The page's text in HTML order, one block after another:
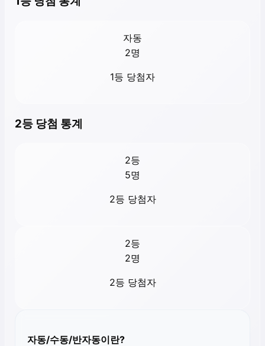
자동
2명
1등 당첨자
2등 당첨 통계
2등
5명
2등 당첨자
2등
2명
2등 당첨자
자동/수동/반자동이란?